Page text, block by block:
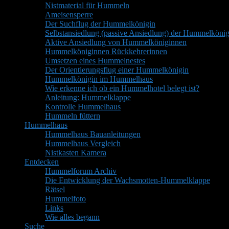
Nistmaterial für Hummeln
Ameisensperre
Der Suchflug der Hummelkönigin
Selbstansiedlung (passive Ansiedlung) der
Aktive Ansiedlung von Hummelköniginnen
Hummelköniginnen Rückkehrerinnen
Umsetzen eines Hummelnestes
Der Orientierungsflug einer Hummelkönigin
Hummelkönigin im Hummelhaus
Wie erkenne ich ob ein Hummelhotel belegt ist?
Anleitung: Hummelklappe
Kontrolle Hummelhaus
Hummeln füttern
Hummelhaus
Hummelhaus Bauanleitungen
Hummelhaus Vergleich
Nistkasten Kamera
Entdecken
Hummelforum Archiv
Die Entwicklung der Wachsmotten-Hummelklappe
Rätsel
Hummelfoto
Links
Wie alles begann
Suche